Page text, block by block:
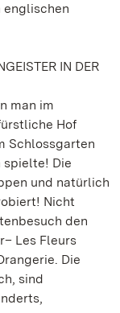
englischen
IN DER
man im
Hof
Schlossgarten
spielte! Die
und natürlich
Nicht
den
Les Fleurs
Die
sind